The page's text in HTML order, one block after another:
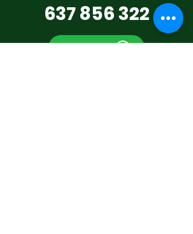
637 856 322